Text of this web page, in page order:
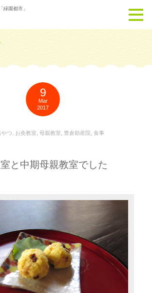
緑園都市」
9
Mar
2017
やつ お灸教室 ,母親教室 豊倉助産院 ,食事
と中期母親教室でした